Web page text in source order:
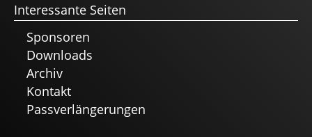
Interessante Seiten
Sponsoren
Downloads
Archiv
Kontakt
Passverlängerungen